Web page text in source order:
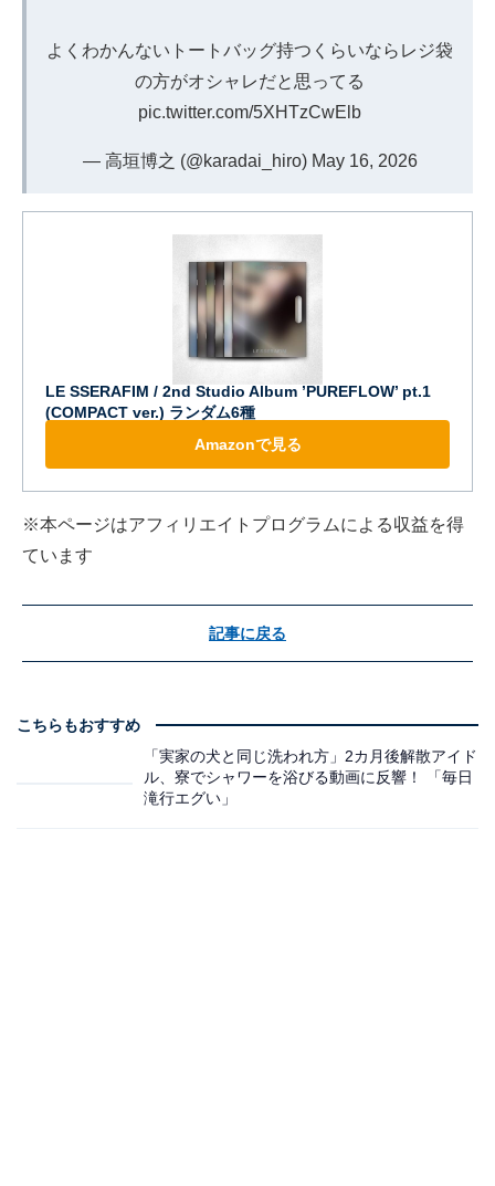
よくわかんないトートバッグ持つくらいならレジ袋
の方がオシャレだと思ってる
pic.twitter.com/5XHTzCwElb
— 高垣博之 (@karadai_hiro) May 16, 2026
LE SSERAFIM / 2nd Studio Album ’PUREFLOW’ pt.1
(COMPACT ver.) ランダム6種
Amazonで見る
※本ページはアフィリエイトプログラムによる収益を得
ています
記事に戻る
こちらもおすすめ
「実家の犬と同じ洗われ方」2カ月後解散アイド
ル、寮でシャワーを浴びる動画に反響！ 「毎日
滝行エグい」